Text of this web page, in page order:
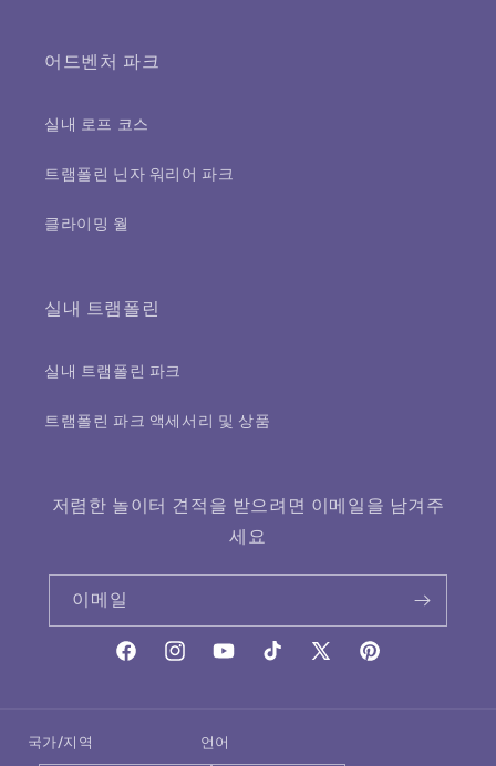
어드벤처 파크
실내 로프 코스
트램폴린 닌자 워리어 파크
클라이밍 월
실내 트램폴린
실내 트램폴린 파크
트램폴린 파크 액세서리 및 상품
저렴한 놀이터 견적을 받으려면 이메일을 남겨주
세요
이메일
FacebookInstagramYouTubeTikTok X(Twitter)Pinterest
국가/지역 언어